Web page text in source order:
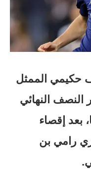
حكيمي الممثل
النصف النهائي
بعد إقصاء
رامي بن